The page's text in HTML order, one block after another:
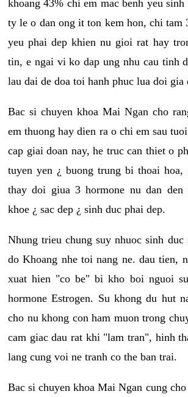
khoang 43% chi em mac benh yeu
ty le o dan ong it ton kem hon, chi tam
yeu phai dep khien nu gioi rat hay
tin, e ngai vi ko dap ung nhu cau tinh
lau dai de doa toi hanh phuc lua doi gia
Bac si chuyen khoa Mai Ngan cho
em thuong hay dien ra o chi em sau
cap giai doan nay, he truc can thiet o
tuyen yen ¿ buong trung bi thoai hoa,
thay doi giua 3 hormone nu dan den
khoe ¿ sac dep ¿ sinh duc phai dep.
Nhung trieu chung suy nhuoc sinh
do Khoang nhe toi nang ne. dau tien,
xuat hien "co be" bi kho boi nguoi
hormone Estrogen. Su khong du hut
cho nu khong con ham muon trong
cam giac dau rat khi "lam tran", hinh
lang cung voi ne tranh co the ban trai.
Bac si chuyen khoa Mai Ngan cung